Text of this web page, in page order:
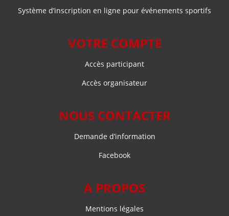
Système d’inscription en ligne pour événements sportifs
VOTRE COMPTE
Accès participant
Accès organisateur
NOUS CONTACTER
Demande d’information
Facebook
A PROPOS
Mentions légales